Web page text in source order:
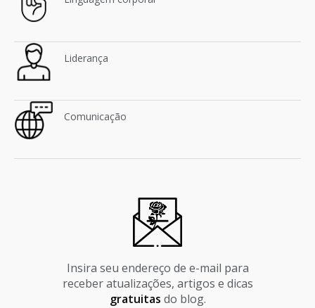
Liderança
Comunicação
Insira seu endereço de e-mail para
receber atualizações, artigos e dicas
gratuitas do blog.